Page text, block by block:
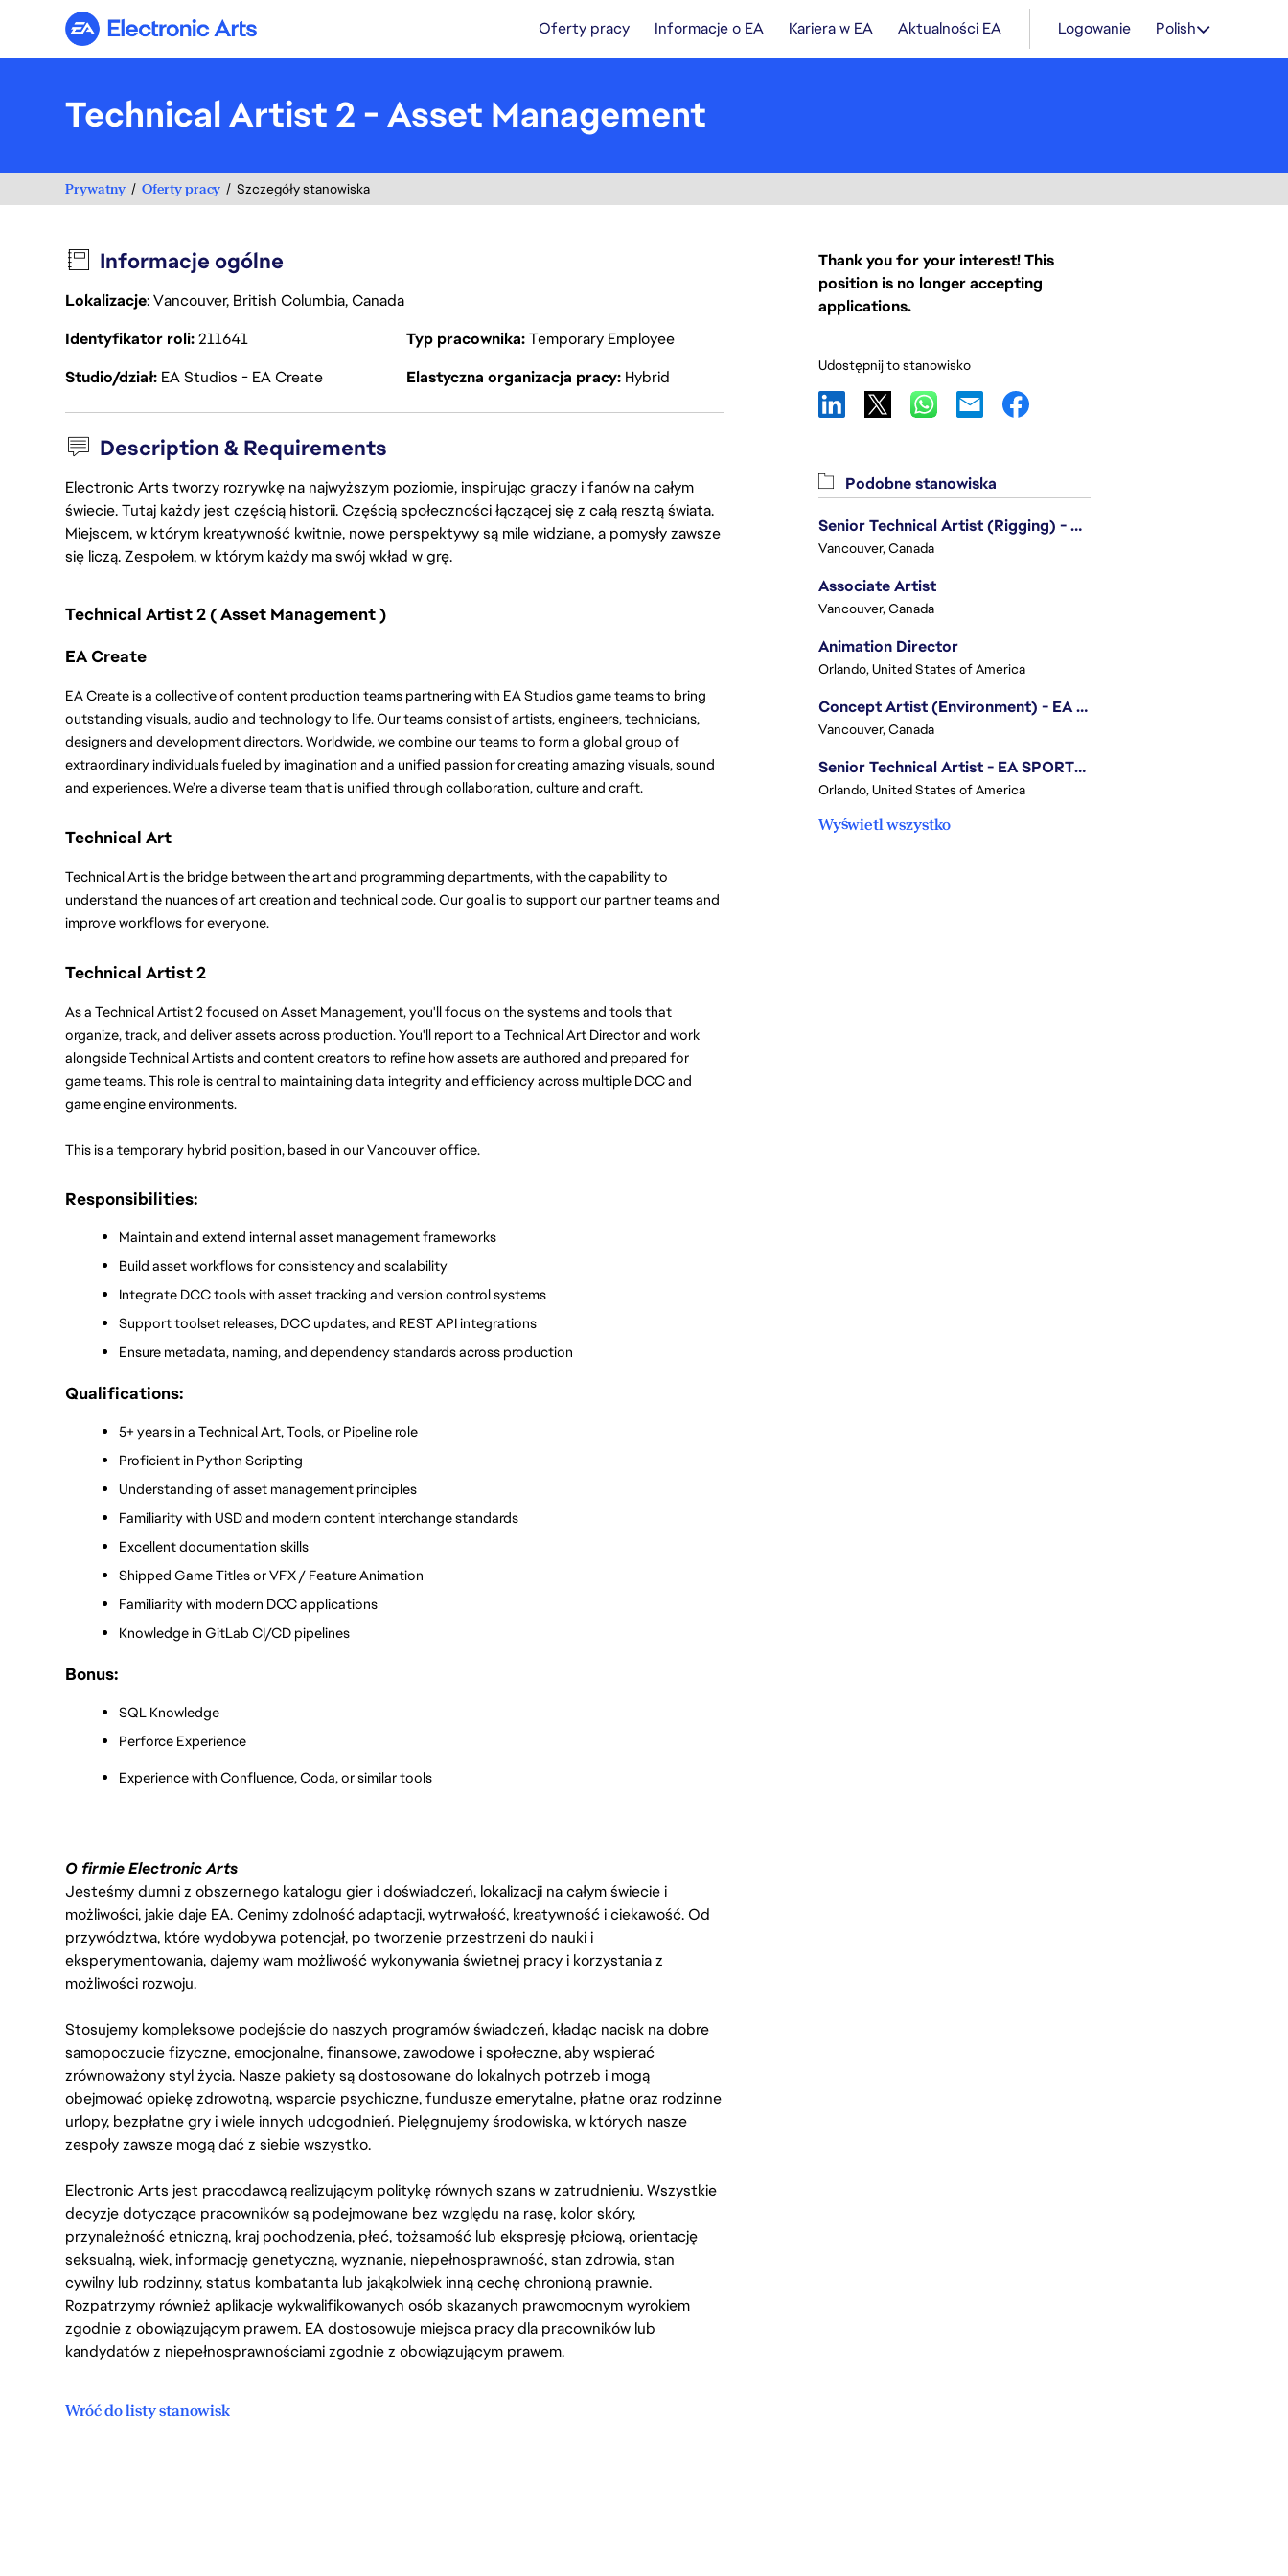
Electronic Arts Oferty pracy Informacje o EA Kariera w EA Aktualności EA Logowanie Polish
Technical Artist 2 - Asset Management
Prywatny Oferty pracy Szczegóły stanowiska
Informacje ogólne
Lokalizacje: Vancouver, British Columbia, Canada
Identyfikator roli211641 Typ pracownika Temporary Employee
Studio/dział EA Studios - EA Create Elastyczna organizacja pracy Hybrid
Description & Requirements
Electronic Arts tworzy rozrywkę na najwyższym poziomie, inspirując graczy i fanów na całym
świecie. Tutaj każdy jest częścią historii. Częścią społeczności łączącej się z całą resztą świata.
Miejscem, w którym kreatywność kwitnie, nowe perspektywy są mile widziane, a pomysły zawsze
się liczą. Zespołem, w którym każdy ma swój wkład w grę.
Technical Artist 2 ( Asset Management )
EA Create
EA Create is a collective of content production teams partnering with EA Studios game teams to bring
outstanding visuals, audio and technology to life. Our teams consist of artists, engineers, technicians,
designers and development directors. Worldwide, we combine our teams to form a global group of
extraordinary individuals fueled by imagination and a unified passion for creating amazing visuals, sound
and experiences. We’re a diverse team that is unified through collaboration, culture and craft.
Technical Art
Technical Art is the bridge between the art and programming departments, with the capability to
understand the nuances of art creation and technical code. Our goal is to support our partner teams and
improve workflows for everyone.
Technical Artist 2
As a Technical Artist 2 focused on Asset Management, you'll focus on the systems and tools that
organize, track, and deliver assets across production. You'll report to a Technical Art Director and work
alongside Technical Artists and content creators to refine how assets are authored and prepared for
game teams. This role is central to maintaining data integrity and efficiency across multiple DCC and
game engine environments.
This is a temporary hybrid position, based in our Vancouver office.
Responsibilities:
Maintain and extend internal asset management frameworks
Build asset workflows for consistency and scalability
Integrate DCC tools with asset tracking and version control systems
Support toolset releases, DCC updates, and REST API integrations
Ensure metadata, naming, and dependency standards across production
Qualifications:
5+ years in a Technical Art, Tools, or Pipeline role
Proficient in Python Scripting
Understanding of asset management principles
Familiarity with USD and modern content interchange standards
Excellent documentation skills
Shipped Game Titles or VFX / Feature Animation
Familiarity with modern DCC applications
Knowledge in GitLab CI/CD pipelines
Bonus:
SQL Knowledge
Perforce Experience
Experience with Confluence, Coda, or similar tools
O firmie Electronic Arts
Jesteśmy dumni z obszernego katalogu gier i doświadczeń, lokalizacji na całym świecie i
możliwości, jakie daje EA. Cenimy zdolność adaptacji, wytrwałość, kreatywność i ciekawość. Od
przywództwa, które wydobywa potencjał, po tworzenie przestrzeni do nauki i
eksperymentowania, dajemy wam możliwość wykonywania świetnej pracy i korzystania z
możliwości rozwoju.
Stosujemy kompleksowe podejście do naszych programów świadczeń, kładąc nacisk na dobre
samopoczucie fizyczne, emocjonalne, finansowe, zawodowe i społeczne, aby wspierać
zrównoważony styl życia. Nasze pakiety są dostosowane do lokalnych potrzeb i mogą
obejmować opiekę zdrowotną, wsparcie psychiczne, fundusze emerytalne, płatne oraz rodzinne
urlopy, bezpłatne gry i wiele innych udogodnień. Pielęgnujemy środowiska, w których nasze
zespoły zawsze mogą dać z siebie wszystko.
Electronic Arts jest pracodawcą realizującym politykę równych szans w zatrudnieniu. Wszystkie
decyzje dotyczące pracowników są podejmowane bez względu na rasę, kolor skóry,
przynależność etniczną, kraj pochodzenia, płeć, tożsamość lub ekspresję płciową, orientację
seksualną, wiek, informację genetyczną, wyznanie, niepełnosprawność, stan zdrowia, stan
cywilny lub rodzinny, status kombatanta lub jakąkolwiek inną cechę chronioną prawnie.
Rozpatrzymy również aplikacje wykwalifikowanych osób skazanych prawomocnym wyrokiem
zgodnie z obowiązującym prawem. EA dostosowuje miejsca pracy dla pracowników lub
kandydatów z niepełnosprawnościami zgodnie z obowiązującym prawem.
Wróć do listy stanowisk
Thank you for your interest! This
position is no longer accepting
applications.
Udostępnij to stanowisko
Podobne stanowiska
Senior Technical Artist (Rigging) - EA SPORTS Technology
Vancouver, Canada
Associate Artist
Vancouver, Canada
Animation Director
Orlando, United States of America
Concept Artist (Environment) - EA SPORTS FC
Vancouver, Canada
Senior Technical Artist - EA SPORTS Technology
Orlando, United States of America
Wyświetl wszystko